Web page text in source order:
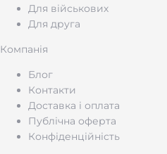
Для військових
Для друга
Компанія
Блог
Контакти
Доставка і оплата
Публічна оферта
Конфіденційність